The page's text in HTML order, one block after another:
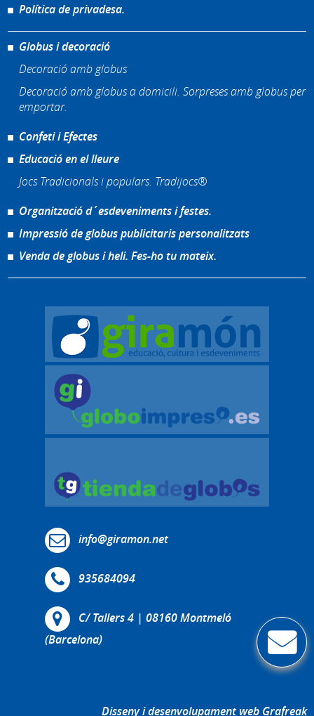
Política de privadesa.
Globus i decoració
Decoració amb globus
Decoració amb globus a domicili. Sorpreses amb globus per
emportar.
Confeti i Efectes
Educació en el lleure
Jocs Tradicionals i populars. Tradijocs®
Organització d´esdeveniments i festes.
Impressió de globus publicitaris personalitzats
Venda de globus i heli. Fes-ho tu mateix.
info@giramon.net
935684094
C/ Tallers 4 | 08160 Montmeló
(Barcelona)
Disseny i desenvolupament web Grafreak